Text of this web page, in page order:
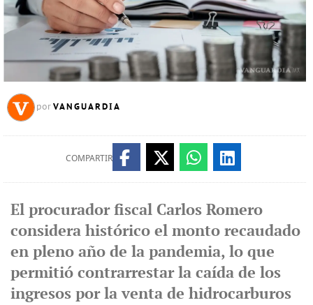
por VANGUARDIA
COMPARTIR
El procurador fiscal Carlos Romero
considera histórico el monto recaudado
en pleno año de la pandemia, lo que
permitió contrarrestar la caída de los
ingresos por la venta de hidrocarburos